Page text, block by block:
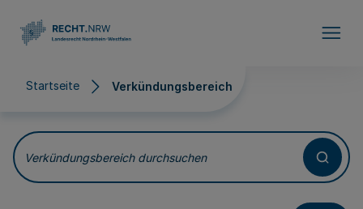
Startseite Verkündungsbereich
Verkündungsbereich
Verkündungsbereich durchsuchen